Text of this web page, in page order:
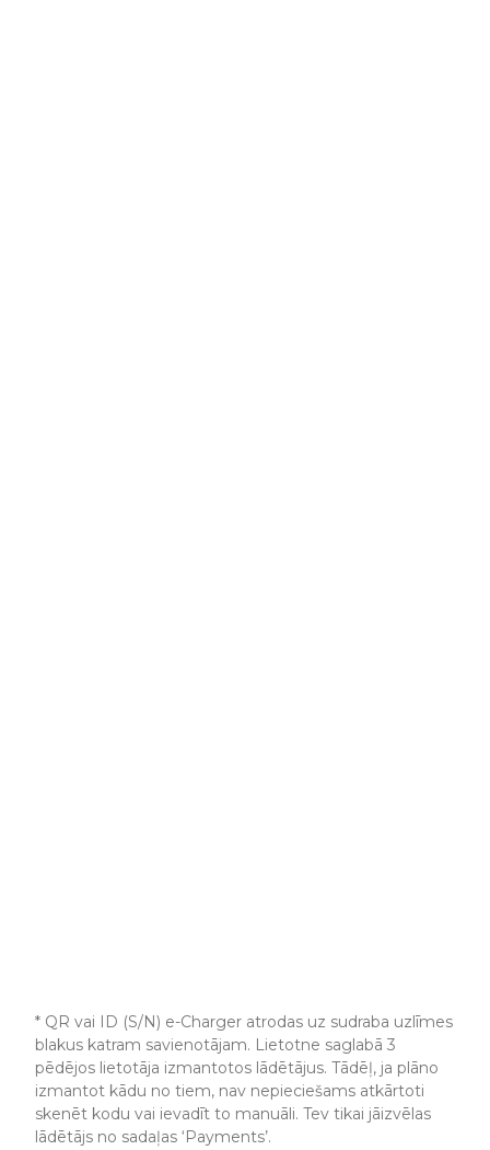
* QR vai ID (S/N) e-Charger atrodas uz sudraba uzlīmes
blakus katram savienotājam. Lietotne saglabā 3
pēdējos lietotāja izmantotos lādētājus. Tādēļ, ja plāno
izmantot kādu no tiem, nav nepieciešams atkārtoti
skenēt kodu vai ievadīt to manuāli. Tev tikai jāizvēlas
lādētājs no sadaļas ‘Payments’.